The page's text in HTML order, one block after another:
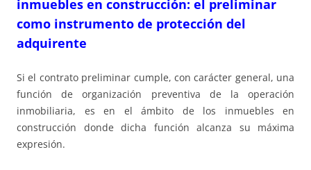
inmuebles en construcción: el preliminar
como instrumento de protección del
adquirente
Si el contrato preliminar cumple, con carácter general, una
función de organización preventiva de la operación
inmobiliaria, es en el ámbito de los inmuebles en
construcción donde dicha función alcanza su máxima
expresión.